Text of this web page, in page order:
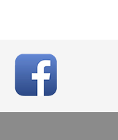
ワークス公式ショッ
。
ムワークス公式ショ
必要となります。
決済」のみとなりま